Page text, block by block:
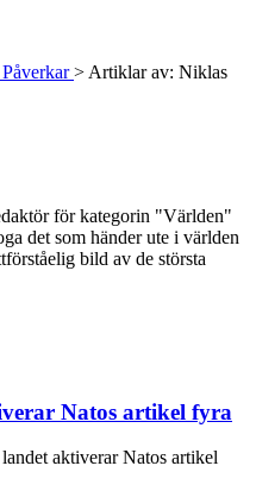
> Artiklar av: Niklas
för kategorin "Världen"
det som händer ute i världen
bild av de största
Natos artikel fyra
aktiverar Natos artikel